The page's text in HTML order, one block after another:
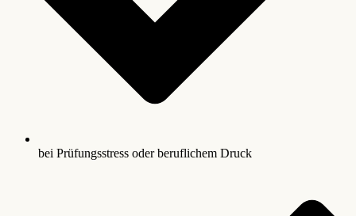
bei Prüfungsstress oder beruflichem Druck